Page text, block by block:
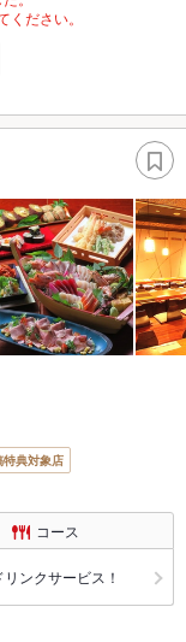
ださい。
特典対象店
コース
ンクサービス！